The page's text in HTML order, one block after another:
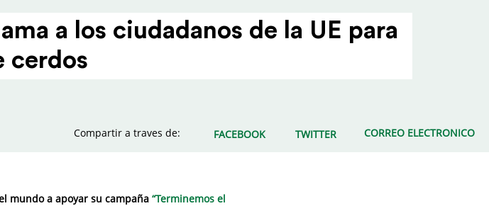
a los ciudadanos de la UE para
cerdos
Compartir a traves de: FACEBOOK TWITTER CORREO ELECTRONICO
mundo a apoyar su campaña “Terminemos el